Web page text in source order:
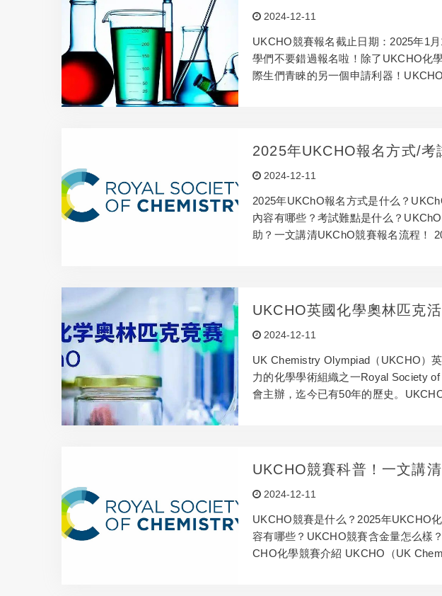
器？附備考資料領取！
2024-12-11
UKCHO競賽報名截止日期：2025年1
學們不要錯過報名啦！除了UKCHO化
際生們青睞的另一個申請利器！
2025年UKCHO報名方式/考
文講清UKCHO競賽報名流
2024-12-11
2025年UKChO報名方式是什么？
內容有哪些？考試難點是什么？
助？一文講清UKChO競賽報名流程！
UKCHO英國化學奧林匹克
取！2024-12-11
UK Chemistry Olympiad（UKCHO）
力的化學學術組織之一Royal Society
會主辦，迄今已有50年的歷史。
UKCHO競賽科普！一文講
考資料領取！
2024-12-11
UKCHO競賽是什么？2025年UKCHO
容有哪些？UKCHO競賽含金量怎么樣
CHO化學競賽介紹 UKCHO（UK